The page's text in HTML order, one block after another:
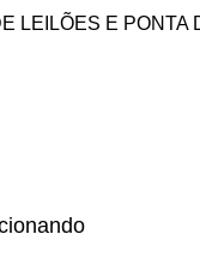
LEILÕES E PONTA